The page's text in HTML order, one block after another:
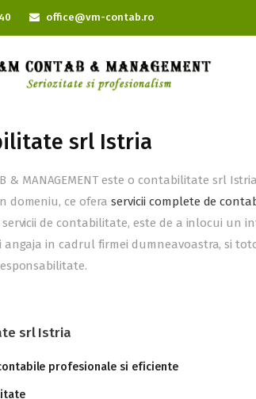
office@vm-contab.ro
srl Istria
& MANAGEMENT este o contabilitate srl
domeniu, ce oferaservicii complete de
de contabilitate, este de a inlocui un
angaja in cadrul firmei dumneavoastra, si
srl Istria
profesionale si eficiente